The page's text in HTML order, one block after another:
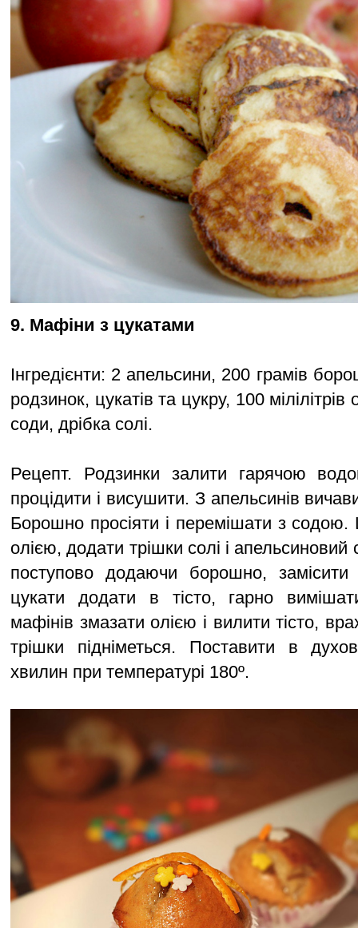
9. Мафіни з цукатами
Інгредієнти: 2 апельсини, 200 грамів
родзинок, цукатів та цукру, 100
соди, дрібка солі.
Рецепт. Родзинки залити гарячою
процідити і висушити. З апельсинів
Борошно просіяти і перемішати з содою.
олією, додати трішки солі і апельсиновий
поступово додаючи борошно, замісити
цукати додати в тісто, гарно
мафінів змазати олією і вилити тісто,
трішки підніметься. Поставити в
хвилин при температурі 180º.